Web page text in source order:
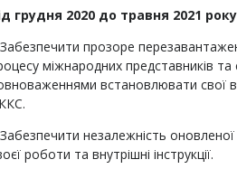
грудня 2020 до травня 2021 року
прозоре
міжнародних представників та
встановлювати свої
незалежність
роботи та внутрішні інструкції.